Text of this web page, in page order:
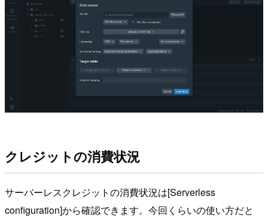
クレジットの消費状況
サーバーレスクレジットの消費状況は[Serverless
configuration]から確認できます。今回くらいの使い方だと